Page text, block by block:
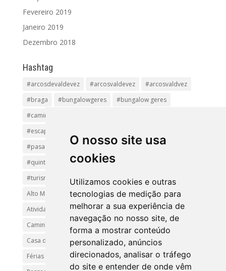
O nosso site usa
cookies
Utilizamos cookies e outras
tecnologias de medição para
melhorar a sua experiência de
navegação no nosso site, de
forma a mostrar conteúdo
personalizado, anúncios
direcionados, analisar o tráfego
do site e entender de onde vêm
Fevereiro 2019
Janeiro 2019
Dezembro 2018
Hashtag
#arcosdevaldevez #arcosvaldevez
#arcosvaldvez
#braga
#bungalowgeres
#bungalow geres
#caminhadas
#escapadinha
#pasadiços
#passadiçosdovez
#penedageres
#quintalamosa
#religião
#turismoreligioso
#turismorural
#vianadocastelo
Alto Minho
Arcos de Valdevez.
Arcos Valdevez
Atividades e Passeios
aventura
Caminhadas e Passeio
Caminho de Santiago
Caminho Minhoto Ribeiro
Casa da Arvore
casa de feria geres
ferias
Férias Geres
Minho
Parque Nacional da Peneda-Gerês